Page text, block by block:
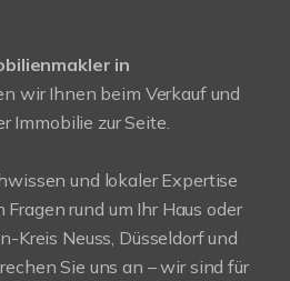
in
wir Ihnen beim Verkauf und
Immobilie zur Seite.
und lokaler Expertise
rund um Ihr Haus oder
Kreis Neuss, Düsseldorf und
Sie uns an – wir sind für